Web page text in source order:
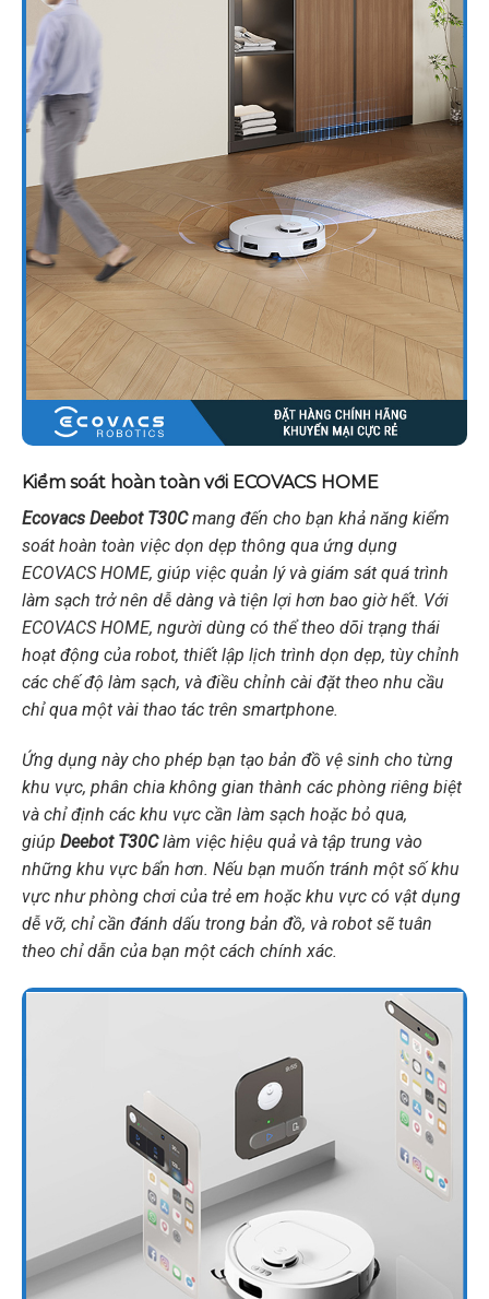
Kiểm soát hoàn toàn với ECOVACS HOME
Ecovacs Deebot T30Cmang đến cho bạn khả năng kiểm
soát hoàn toàn việc dọn dẹp thông qua ứng dụng
ECOVACS HOME, giúp việc quản lý và giám sát quá trình
làm sạch trở nên dễ dàng và tiện lợi hơn bao giờ hết. Với
ECOVACS HOME, người dùng có thể theo dõi trạng thái
hoạt động của robot, thiết lập lịch trình dọn dẹp, tùy chỉnh
các chế độ làm sạch, và điều chỉnh cài đặt theo nhu cầu
chỉ qua một vài thao tác trên smartphone.
Ứng dụng này cho phép bạn tạo bản đồ vệ sinh cho từng
khu vực, phân chia không gian thành các phòng riêng biệt
và chỉ định các khu vực cần làm sạch hoặc bỏ qua,
giúp Deebot T30Clàm việc hiệu quả và tập trung vào
những khu vực bẩn hơn. Nếu bạn muốn tránh một số khu
vực như phòng chơi của trẻ em hoặc khu vực có vật dụng
dễ vỡ, chỉ cần đánh dấu trong bản đồ, và robot sẽ tuân
theo chỉ dẫn của bạn một cách chính xác.